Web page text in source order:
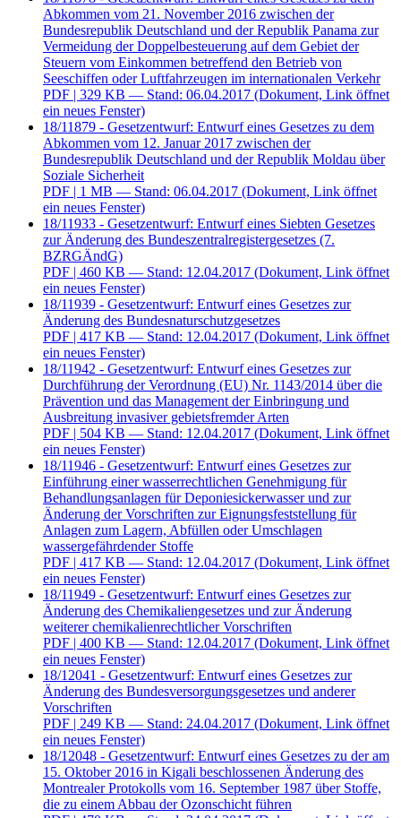
Abkommen vom 21. November 2016 zwischen der
Bundesrepublik Deutschland und der Republik Panama zur
Vermeidung der Doppelbesteuerung auf dem Gebiet der
Steuern vom Einkommen betreffend den Betrieb von
Seeschiffen oder Luftfahrzeugen im internationalen Verkehr
PDF | 329 KB — Stand: 06.04.2017 (Dokument, Link öffnet
ein neues Fenster)
18/11879 - Gesetzentwurf: Entwurf eines Gesetzes zu dem
Abkommen vom 12. Januar 2017 zwischen der
Bundesrepublik Deutschland und der Republik Moldau über
Soziale Sicherheit
PDF | 1 MB — Stand: 06.04.2017 (Dokument, Link öffnet
ein neues Fenster)
18/11933 - Gesetzentwurf: Entwurf eines Siebten Gesetzes
zur Änderung des Bundeszentralregistergesetzes (7.
BZRGÄndG)
PDF | 460 KB — Stand: 12.04.2017 (Dokument, Link öffnet
ein neues Fenster)
18/11939 - Gesetzentwurf: Entwurf eines Gesetzes zur
Änderung des Bundesnaturschutzgesetzes
PDF | 417 KB — Stand: 12.04.2017 (Dokument, Link öffnet
ein neues Fenster)
18/11942 - Gesetzentwurf: Entwurf eines Gesetzes zur
Durchführung der Verordnung (EU) Nr. 1143/2014 über die
Prävention und das Management der Einbringung und
Ausbreitung invasiver gebietsfremder Arten
PDF | 504 KB — Stand: 12.04.2017 (Dokument, Link öffnet
ein neues Fenster)
18/11946 - Gesetzentwurf: Entwurf eines Gesetzes zur
Einführung einer wasserrechtlichen Genehmigung für
Behandlungsanlagen für Deponiesickerwasser und zur
Änderung der Vorschriften zur Eignungsfeststellung für
Anlagen zum Lagern, Abfüllen oder Umschlagen
wassergefährdender Stoffe
PDF | 417 KB — Stand: 12.04.2017 (Dokument, Link öffnet
ein neues Fenster)
18/11949 - Gesetzentwurf: Entwurf eines Gesetzes zur
Änderung des Chemikaliengesetzes und zur Änderung
weiterer chemikalienrechtlicher Vorschriften
PDF | 400 KB — Stand: 12.04.2017 (Dokument, Link öffnet
ein neues Fenster)
18/12041 - Gesetzentwurf: Entwurf eines Gesetzes zur
Änderung des Bundesversorgungsgesetzes und anderer
Vorschriften
PDF | 249 KB — Stand: 24.04.2017 (Dokument, Link öffnet
ein neues Fenster)
18/12048 - Gesetzentwurf: Entwurf eines Gesetzes zu der am
15. Oktober 2016 in Kigali beschlossenen Änderung des
Montrealer Protokolls vom 16. September 1987 über Stoffe,
die zu einem Abbau der Ozonschicht führen